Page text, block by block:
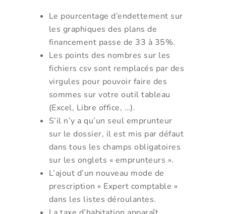
Le pourcentage d’endettement sur
les graphiques des plans de
financement passe de 33 à 35%.
Les points des nombres sur les
fichiers csv sont remplacés par des
virgules pour pouvoir faire des
sommes sur votre outil tableau
(Excel, Libre office, …).
S’il n’y a qu’un seul emprunteur
sur le dossier, il est mis par défaut
dans tous les champs obligatoires
sur les onglets « emprunteurs ».
L’ajout d’un nouveau mode de
prescription « Expert comptable »
dans les listes déroulantes.